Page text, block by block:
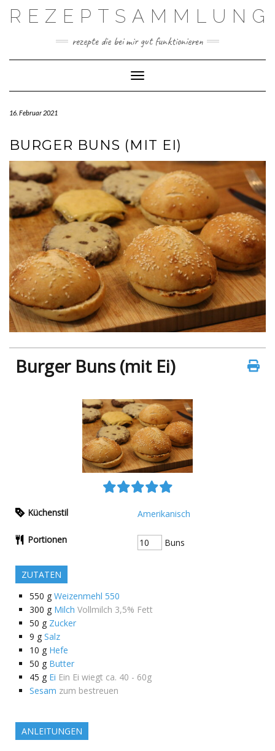
REZEPTSAMMLUNG
rezepte die bei mir gut funktionieren
Toggle Navigation
16. Februar 2021
BURGER BUNS (MIT EI)
Burger Buns (mit Ei)
Küchenstil Amerikanisch
Portionen Buns
ZUTATEN
550 g Weizenmehl 550
300 g Milch Vollmilch 3,5% Fett
50 g Zucker
9 g Salz
10 g Hefe
50 g Butter
45 g Ei Ein Ei wiegt ca. 40 - 60g
Sesam zum bestreuen
ANLEITUNGEN